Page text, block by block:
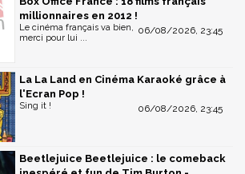
millionnaires en 2012 !
06/08/2026, 23:45
Le cinéma français va bien,
merci pour lui ...
La La Land en Cinéma Karaoké grâce à
l'Ecran Pop !
06/08/2026, 23:45
Sing it !
Beetlejuice Beetlejuice : le comeback